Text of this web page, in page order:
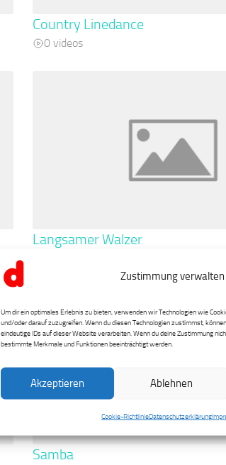
Zustimmung verwalten
Um dir ein optimales Erlebnis zu bieten, verwenden wir Technologien wie
und/oder darauf zuzugreifen. Wenn du diesen Technologien zustimmst,
eindeutige IDs auf dieser Website verarbeiten. Wenn du deine Zustimmung
bestimmte Merkmale und Funktionen beeinträchtigt werden.
Akzeptieren Ablehnen
Cookie-RichtlinieDatenschutzerklärung
Country Linedance
0 videos
Langsamer Walzer
Samba